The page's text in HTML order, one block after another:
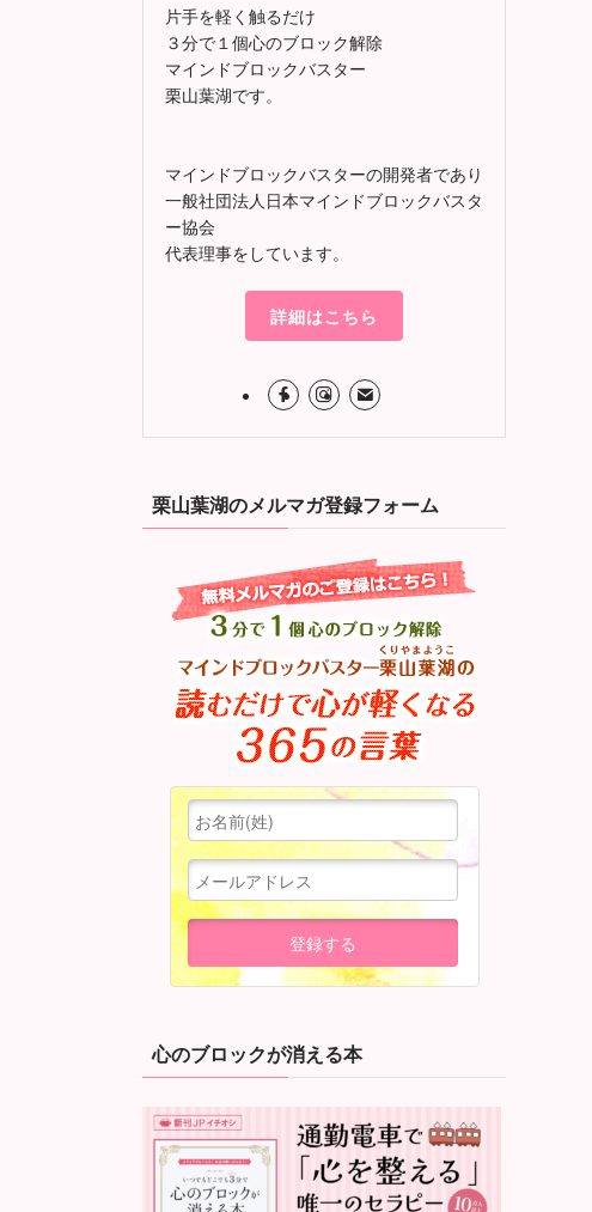
片手を軽く触るだけ
３分で１個心のブロック解除
マインドブロックバスター
栗山葉湖です。
マインドブロックバスターの開発者であり
一般社団法人日本マインドブロックバスタ
ー協会
代表理事をしています。
詳細はこちら
栗山葉湖のメルマガ登録フォーム
心のブロックが消える本